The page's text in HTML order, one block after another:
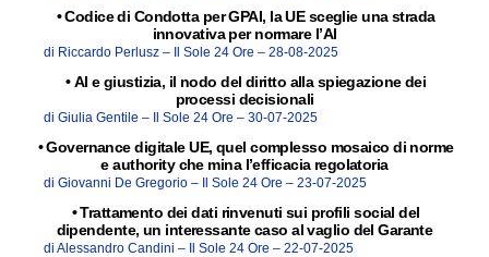
•Codice di Condotta per GPAI, la UE sceglie una strada
innovativa per normare l’AI
di Riccardo Perlusz – Il Sole 24 Ore – 28-08-2025
•AI e giustizia, il nodo del diritto alla spiegazione dei
processi decisionali
di Giulia Gentile – Il Sole 24 Ore – 30-07-2025
•Governance digitale UE, quel complesso mosaico di norme
e authority che mina l’efficacia regolatoria
di Giovanni De Gregorio – Il Sole 24 Ore – 23-07-2025
•Trattamento dei dati rinvenuti sui profili social del
dipendente, un interessante caso al vaglio del Garante
di Alessandro Candini – Il Sole 24 Ore – 22-07-2025